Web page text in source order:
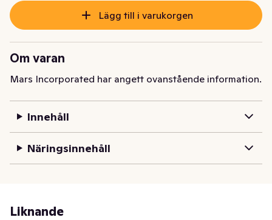
Lägg till i varukorgen
Om varan
Mars Incorporated har angett ovanstående information.
Innehåll
Näringsinnehåll
Liknande